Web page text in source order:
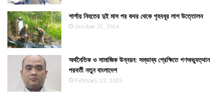
শার্শায় নিহতের দুই মাস পর কবর থেকে গৃহবধূর লাশ উত্তোলন
October 31, 2024
অর্থনৈতিক ও সামাজিক উন্নয়ন: সম্ভাব্য প্রেক্ষিতে গণঅভ্যুত্থান
পরবর্তী নতুন বাংলাদেশ
February 23, 2025